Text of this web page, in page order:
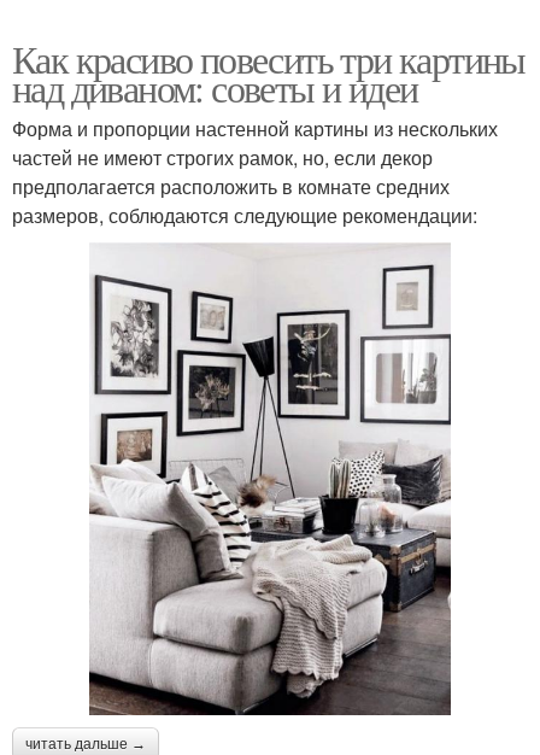
Современные картины Картины на стене
Тематическая картина
Как красиво повесить три картины
над диваном: советы и идеи
Форма и пропорции настенной картины из нескольких
частей не имеют строгих рамок, но, если декор
предполагается расположить в комнате средних
размеров, соблюдаются следующие рекомендации:
читать дальше →